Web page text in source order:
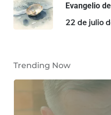
Evangelio
22 de julio
Trending Now